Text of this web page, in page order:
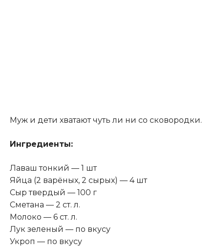
Муж и дети хватают чуть ли ни со сковородки.
Ингредиенты:
Лаваш тонкий — 1 шт
Яйца (2 варёных, 2 сырых) — 4 шт
Сыр твердый — 100 г
Сметана — 2 ст. л.
Молоко — 6 ст. л.
Лук зеленый — по вкусу
Укроп — по вкусу